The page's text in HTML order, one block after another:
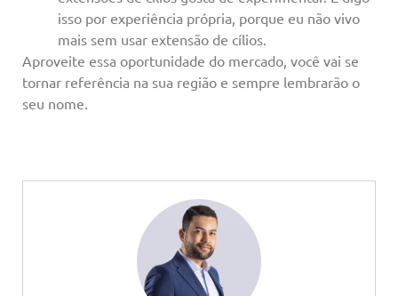
isso por experiência própria, porque eu não vivo
mais sem usar extensão de cílios.
Aproveite essa oportunidade do mercado, você vai se
tornar referência na sua região e sempre lembrarão o
seu nome.